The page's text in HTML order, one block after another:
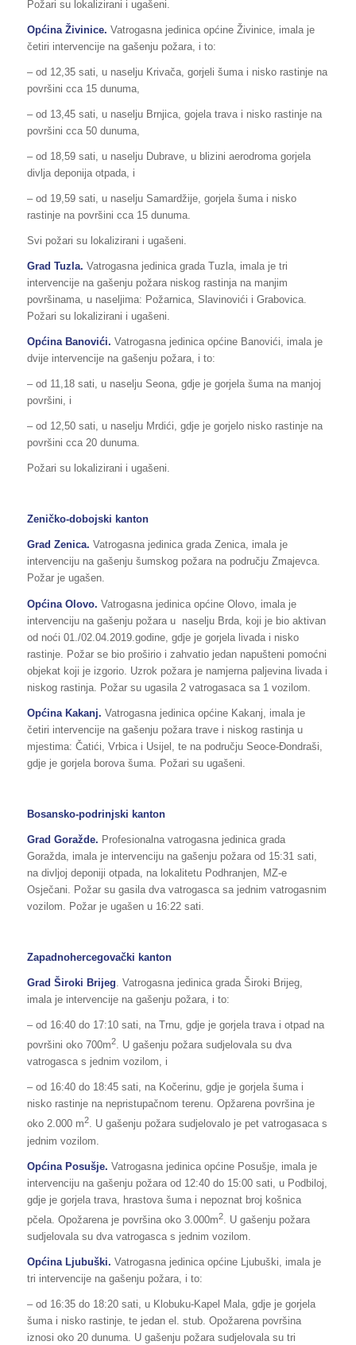
Požari su lokalizirani i ugašeni.
Općina Živinice. Vatrogasna jedinica općine Živinice, imala je
četiri intervencije na gašenju požara, i to:
– od 12,35 sati, u naselju Krivača, gorjeli šuma i nisko rastinje na
površini cca 15 dunuma,
– od 13,45 sati, u naselju Brnjica, gojela trava i nisko rastinje na
površini cca 50 dunuma,
– od 18,59 sati, u naselju Dubrave, u blizini aerodroma gorjela
divlja deponija otpada, i
– od 19,59 sati, u naselju Samardžije, gorjela šuma i nisko
rastinje na površini cca 15 dunuma.
Svi požari su lokalizirani i ugašeni.
Grad Tuzla. Vatrogasna jedinica grada Tuzla, imala je tri
intervencije na gašenju požara niskog rastinja na manjim
površinama, u naseljima: Požarnica, Slavinovići i Grabovica.
Požari su lokalizirani i ugašeni.
Općina Banovići. Vatrogasna jedinica općine Banovići, imala je
dvije intervencije na gašenju požara, i to:
– od 11,18 sati, u naselju Seona, gdje je gorjela šuma na manjoj
površini, i
– od 12,50 sati, u naselju Mrdići, gdje je gorjelo nisko rastinje na
površini cca 20 dunuma.
Požari su lokalizirani i ugašeni.
Zeničko-dobojski kanton
Grad Zenica. Vatrogasna jedinica grada Zenica, imala je
intervenciju na gašenju šumskog požara na području Zmajevca.
Požar je ugašen.
Općina Olovo. Vatrogasna jedinica općine Olovo, imala je
intervenciju na gašenju požara u naselju Brda, koji je bio aktivan
od noći 01./02.04.2019.godine, gdje je gorjela livada i nisko
rastinje. Požar se bio proširio i zahvatio jedan napušteni pomoćni
objekat koji je izgorio. Uzrok požara je namjerna paljevina livada i
niskog rastinja. Požar su ugasila 2 vatrogasaca sa 1 vozilom.
Općina Kakanj. Vatrogasna jedinica općine Kakanj, imala je
četiri intervencije na gašenju požara trave i niskog rastinja u
mjestima: Čatići, Vrbica i Usijel, te na području Seoce-Đondraši,
gdje je gorjela borova šuma. Požari su ugašeni.
Bosansko-podrinjski kanton
Grad Goražde. Profesionalna vatrogasna jedinica grada
Goražda, imala je intervenciju na gašenju požara od 15:31 sati,
na divljoj deponiji otpada, na lokalitetu Podhranjen, MZ-e
Osječani. Požar su gasila dva vatrogasca sa jednim vatrogasnim
vozilom. Požar je ugašen u 16:22 sati.
Zapadnohercegovački kanton
Grad Široki Brijeg . Vatrogasna jedinica grada Široki Brijeg,
imala je intervencije na gašenju požara, i to:
– od 16:40 do 17:10 sati, na Trnu, gdje je gorjela trava i otpad na
površini oko 700m2. U gašenju požara sudjelovala su dva
vatrogasca s jednim vozilom, i
– od 16:40 do 18:45 sati, na Kočerinu, gdje je gorjela šuma i
nisko rastinje na nepristupačnom terenu. Opžarena površina je
oko 2.000 m2. U gašenju požara sudjelovalo je pet vatrogasaca s
jednim vozilom.
Općina Posušje. Vatrogasna jedinica općine Posušje, imala je
intervenciju na gašenju požara od 12:40 do 15:00 sati, u Podbiloj,
gdje je gorjela trava, hrastova šuma i nepoznat broj košnica
pčela. Opožarena je površina oko 3.000m2. U gašenju požara
sudjelovala su dva vatrogasca s jednim vozilom.
Općina Ljubuški. Vatrogasna jedinica općine Ljubuški, imala je
tri intervencije na gašenju požara, i to:
– od 16:35 do 18:20 sati, u Klobuku-Kapel Mala, gdje je gorjela
šuma i nisko rastinje, te jedan el. stub. Opožarena površina
iznosi oko 20 dunuma. U gašenju požara sudjelovala su tri